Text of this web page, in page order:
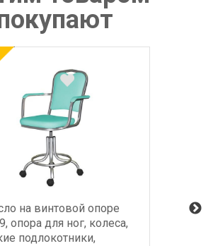
на винтовой опоре
опора для ног, колеса,
подлокотники,